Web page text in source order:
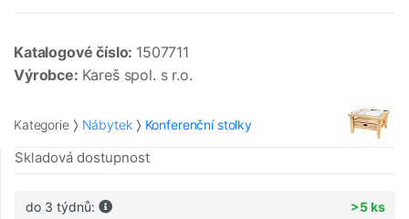
Katalogové číslo: 1507711
Výrobce: Kareš spol. s r.o.
Kategorie Nábytek Konferenční stolky
Skladová dostupnost
do 3 týdnů: >5 ks